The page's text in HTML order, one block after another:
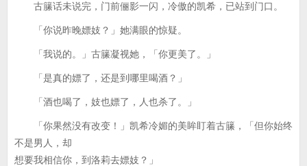
古籘话未说完，门前俪影一闪，冷傲的凯希，已站到门口。
「你说昨晚嫖妓？」她满眼的惊疑。
「我说的。」古籘凝视她，「你更美了。」
「是真的嫖了，还是到哪里喝酒？」
「酒也喝了，妓也嫖了，人也杀了。」
「你果然没有改变！」凯希冷媚的美眸盯着古籘，「但你始终
不是男人，却
想要我相信你，到洛莉去嫖妓？」